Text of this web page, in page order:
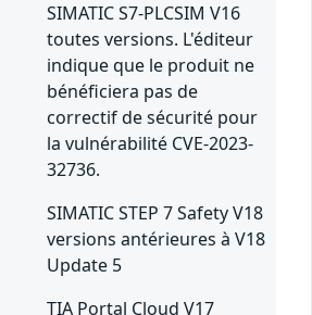
SIMATIC S7-PLCSIM V16
toutes versions. L'éditeur
indique que le produit ne
bénéficiera pas de
correctif de sécurité pour
la vulnérabilité CVE-2023-
32736.
SIMATIC STEP 7 Safety V18
versions antérieures à V18
Update 5
TIA Portal Cloud V17